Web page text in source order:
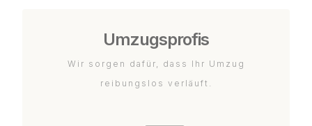
Umzugsprofis
Wir sorgen dafür, dass Ihr Umzug
reibungslos verläuft.